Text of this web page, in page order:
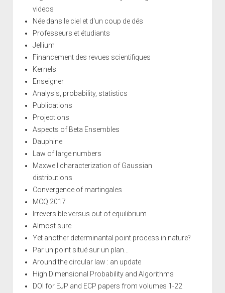
videos
Née dans le ciel et d'un coup de dés
Professeurs et étudiants
Jellium
Financement des revues scientifiques
Kernels
Enseigner
Analysis, probability, statistics
Publications
Projections
Aspects of Beta Ensembles
Dauphine
Law of large numbers
Maxwell characterization of Gaussian
distributions
Convergence of martingales
MCQ 2017
Irreversible versus out of equilibrium
Almost sure
Yet another determinantal point process in nature?
Par un point situé sur un plan...
Around the circular law : an update
High Dimensional Probability and Algorithms
DOI for EJP and ECP papers from volumes 1-22